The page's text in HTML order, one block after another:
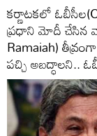
కర్ణాటకలో
ప్రధాని మోదీ చేసిన
Ramaiah)
పచ్చి అబద్ధాలని..